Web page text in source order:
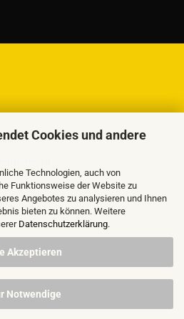
Cookies und andere
Technologien, auch von
Funktionsweise der Website zu
Angebotes zu analysieren und Ihnen
bieten zu können. Weitere
Datenschutzerklärung.
Akzeptieren
Notwendige